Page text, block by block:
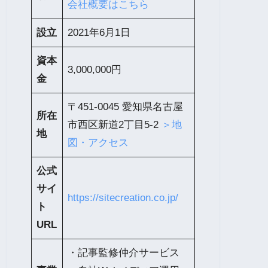
会社概要はこちら
設立 2021年6月1日
資本
金
3,000,000円
所在
地
〒451-0045 愛知県名古屋
市西区新道2丁目5-2 ＞地
図・アクセス
公式
サイ
ト
URL
https://sitecreation.co.jp/
・記事監修仲介サービス